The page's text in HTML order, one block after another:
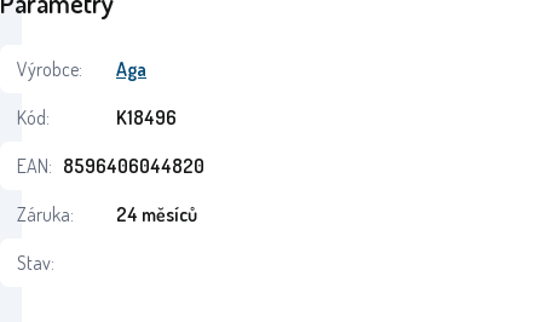
Výrobce:
Aga
Kód:
K18496
EAN: 8596406044820
Záruka:
24 měsíců
Stav: